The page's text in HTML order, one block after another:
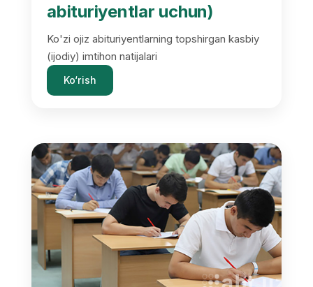
abituriyentlar uchun)
Ko'zi ojiz abituriyentlarning topshirgan kasbiy
(ijodiy) imtihon natijalari
Ko‘rish